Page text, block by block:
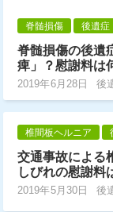
脊髄損傷 後遺症
脊髄損傷の後遺
痺」？慰謝料は
2019年6月28日 後
椎間板ヘルニア
交通事故による
しびれの慰謝料
2019年5月30日 後